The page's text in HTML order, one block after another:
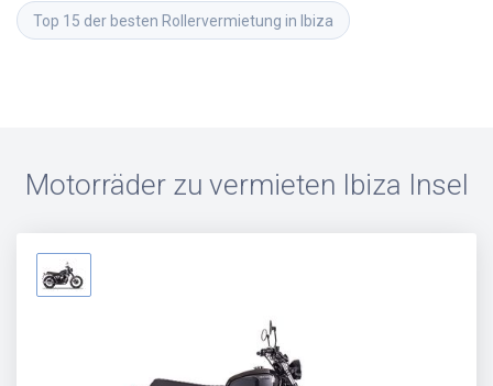
Top 15 der besten Rollervermietung in Ibiza
Motorräder zu vermieten Ibiza Insel